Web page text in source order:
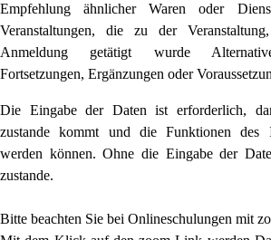
Empfehlung ähnlicher Waren oder
Veranstaltungen, die zu der
Anmeldung getätigt wurde
Fortsetzungen, Ergänzungen oder
Die Eingabe der Daten ist erforderlich,
zustande kommt und die Funktionen des
werden können. Ohne die Eingabe der
zustande.
Bitte beachten Sie bei Onlineschulungen mit